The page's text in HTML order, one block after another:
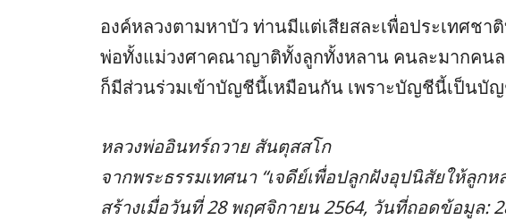
องค์หลวงตามหาบัว ท่านมีแต่เสียสละเพื่อประเทศช
พ่อทั้งแม่วงศาคณาญาติทั้งลูกทั้งหลาน คนละมากคน
ก็มีส่วนร่วมเข้าบัญชีนี้เหมือนกัน เพราะบัญชีนี้เป็นบั
หลวงพ่ออินทร์ถวาย สันตุสสโก
จากพระธรรมเทศนา “เจดีย์เพื่อปลูกฝังอุปนิสัยให้ลู
สร้างเมื่อวันที่ 28 พฤศจิกายน 2564, วันที่ถอดข้อมูล: